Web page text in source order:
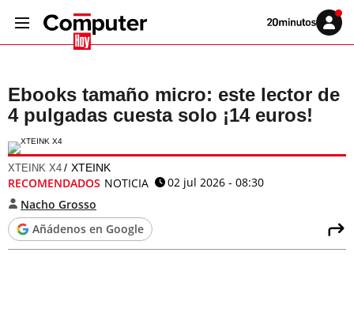
Volver
Iniciar
sesión
Ebooks tamaño micro: este lector de
4 pulgadas cuesta solo ¡14 euros!
XTEINK X4 XTEINK
RECOMENDADOS NOTICIA
02 jul 2026 - 08:30
Nacho Grosso
Añádenos en Google